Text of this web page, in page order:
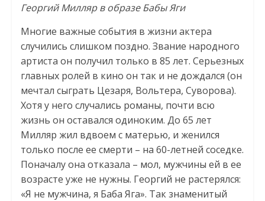
Георгий Милляр в образе Бабы Яги
Многие важные события в жизни актера
случились слишком поздно. Звание народного
артиста он получил только в 85 лет. Серьезных
главных ролей в кино он так и не дождался (он
мечтал сыграть Цезаря, Вольтера, Суворова).
Хотя у него случались романы, почти всю
жизнь он оставался одиноким. До 65 лет
Милляр жил вдвоем с матерью, и женился
только после ее смерти – на 60-летней соседке.
Поначалу она отказала – мол, мужчины ей в ее
возрасте уже не нужны. Георгий не растерялся:
«Я не мужчина, я Баба Яга». Так знаменитый